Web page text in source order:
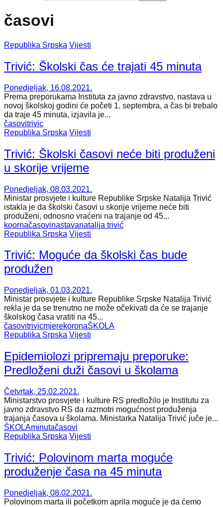
časovi
Republika Srpska Vijesti
Trivić: Školski čas će trajati 45 minuta
Ponedjeljak, 16.08.2021.
Prema preporukama Instituta za javno zdravstvo, nastava u
novoj školskoj godini će početi 1. septembra, a čas bi trebalo
da traje 45 minuta, izjavila je...
časovitrivic
Republika Srpska Vijesti
Trivić: Školski časovi neće biti produženi
u skorije vrijeme
Ponedjeljak, 08.03.2021.
Ministar prosvjete i kulture Republike Srpske Natalija Trivić
istakla je da školski časovi u skorije vrijeme neće biti
produženi, odnosno vraćeni na trajanje od 45...
koornačasovinastavanatalija trivić
Republika Srpska Vijesti
Trivić: Moguće da školski čas bude
produžen
Ponedjeljak, 01.03.2021.
Ministar prosvjete i kulture Republike Srpske Natalija Trivić
rekla je da se trenutno ne može očekivati da će se trajanje
školskog časa vratiti na 45...
časovitrivicmjerekoronaŠKOLA
Republika Srpska Vijesti
Epidemiolozi pripremaju preporuke:
Predloženi duži časovi u školama
Četvrtak, 25.02.2021.
Ministarstvo prosvjete i kulture RS predložilo je Institutu za
javno zdravstvo RS da razmotri mogućnost produženja
trajanja časova u školama. Ministarka Natalija Trivić juče je...
ŠKOLAminutačasovi
Republika Srpska Vijesti
Trivić: Polovinom marta moguće
produženje časa na 45 minuta
Ponedjeljak, 08.02.2021.
Polovinom marta ili početkom aprila moguće je da ćemo